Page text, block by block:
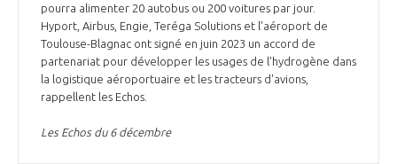
pourra alimenter 20 autobus ou 200 voitures par jour.
Hyport, Airbus, Engie, Teréga Solutions et l'aéroport de
Toulouse-Blagnac ont signé en juin 2023 un accord de
partenariat pour développer les usages de l'hydrogène dans
la logistique aéroportuaire et les tracteurs d'avions,
rappellent les Echos.
Les Echos du 6 décembre